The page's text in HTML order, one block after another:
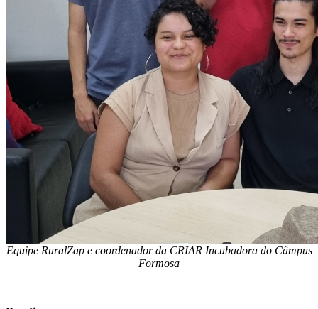
Equipe RuralZap e coordenador da CRIAR Incubadora do Câmpus
Formosa